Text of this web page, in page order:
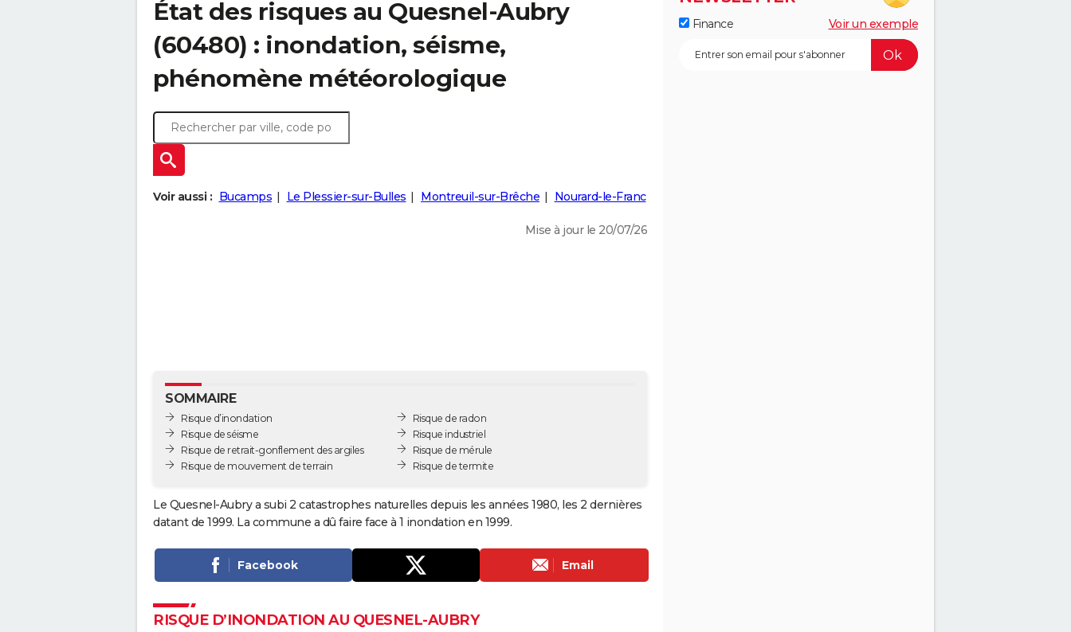
État des risques au Quesnel-Aubry
(60480) : inondation, séisme,
phénomène météorologique
Voir aussi : Bucamps Le Plessier-sur-Bulles Montreuil-sur-Brêche Nourard-le-Franc
Mise à jour le 20/07/26
SOMMAIRE
Risque d’inondation
Risque de séisme
Risque de retrait-gonflement des argiles
Risque de mouvement de terrain
Risque de radon
Risque industriel
Risque de mérule
Risque de termite
Le Quesnel-Aubry a subi 2 catastrophes naturelles depuis les années 1980, les 2 dernières
datant de 1999. La commune a dû faire face à 1 inondation en 1999.
Facebook Email
RISQUE D’INONDATION AU QUESNEL-AUBRY
Finance Voir un exemple